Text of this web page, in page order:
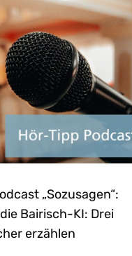
„Sozusagen“:
Bairisch-KI: Drei
erzählen